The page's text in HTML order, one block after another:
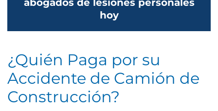
abogados de lesiones personales
hoy
¿Quién Paga por su
Accidente de Camión de
Construcción?